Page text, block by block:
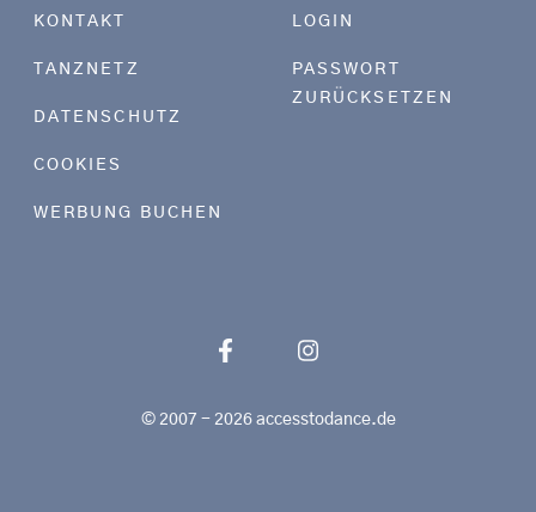
KONTAKT
TANZNETZ
DATENSCHUTZ
COOKIES
WERBUNG BUCHEN
LOGIN
PASSWORT
ZURÜCKSETZEN
© 2007 - 2026 accesstodance.de